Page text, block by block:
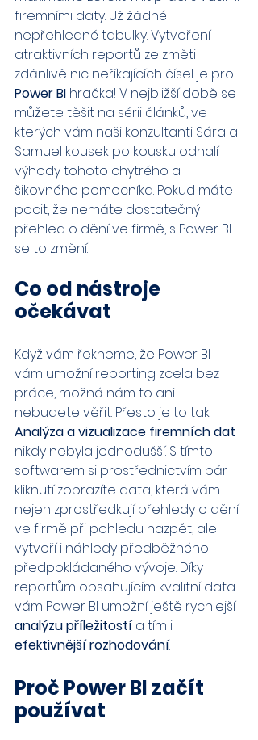
firemními daty. Už žádné
nepřehledné tabulky. Vytvoření
atraktivních reportů ze změti
zdánlivě nic neříkajících čísel je pro
Power BI hračka! V nejbližší době se
můžete těšit na sérii článků, ve
kterých vám naši konzultanti Sára a
Samuel kousek po kousku odhalí
výhody tohoto chytrého a
šikovného pomocníka. Pokud máte
pocit, že nemáte dostatečný
přehled o dění ve firmě, s Power BI
se to změní.
Co od nástroje
očekávat
Když vám řekneme, že Power BI
vám umožní reporting zcela bez
práce, možná nám to ani
nebudete věřit. Přesto je to tak.
Analýza a vizualizace firemních dat
nikdy nebyla jednodušší. S tímto
softwarem si prostřednictvím pár
kliknutí zobrazíte data, která vám
nejen zprostředkují přehledy o dění
ve firmě při pohledu nazpět, ale
vytvoří i náhledy předběžného
předpokládaného vývoje. Díky
reportům obsahujícím kvalitní data
vám Power BI umožní ještě rychlejší
analýzu příležitostí a tím i
efektivnější rozhodování.
Proč Power BI začít
používat